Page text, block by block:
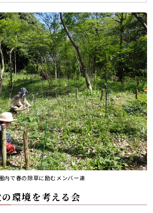
内で春の除草に励むメンバー達
環境を考える会